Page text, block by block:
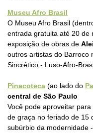
Museu Afro Brasil
O Museu Afro Brasil
entrada gratuita até 20 de
exposição de obras de
outros artistas do Barroco
Sincrético - Luso-Afro-
Pinacoteca (ao lado do
central de São Paulo
Você pode aproveitar
de graça no feriado de 15
subúrbio da modernidade -